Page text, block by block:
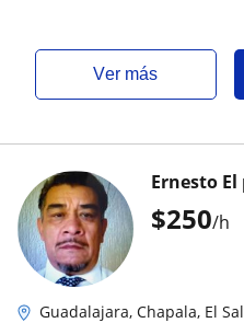
ver más
$250/h
Ernesto
Guadalajara, Chapala, El